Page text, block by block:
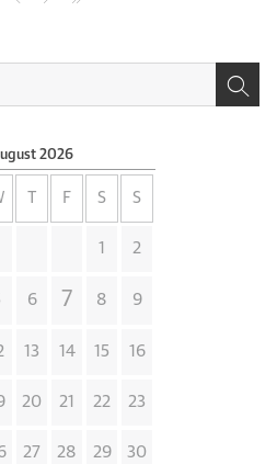
2026
F S S
1 2
6 7 8 9
13 14 15 16
20 21 22 23
27 28 29 30